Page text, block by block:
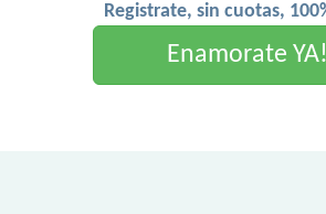
Registrate, sin cuotas,
Enamorate YA!